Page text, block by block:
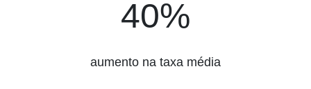
40%
aumento na taxa média